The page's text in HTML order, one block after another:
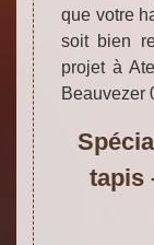
que votre
soit bien
projet à
Beauvezer
tapis